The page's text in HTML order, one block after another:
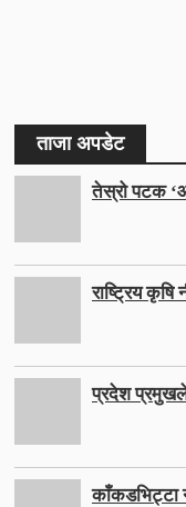
ताजा अपडेट
तेस्रो पटक
राष्ट्रिय कृषि
प्रदेश प्रमुखले
काँकडभिट्टा